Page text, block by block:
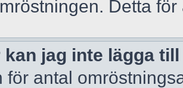
Detta
kan jag inte lägga
för antal